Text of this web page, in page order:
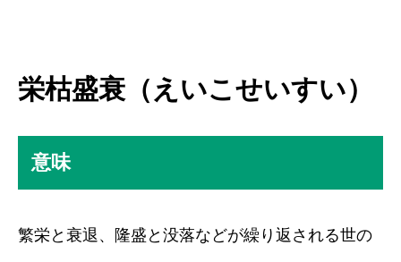
栄枯盛衰（えいこせいすい）
意味
繁栄と衰退、隆盛と没落などが繰り返される世の